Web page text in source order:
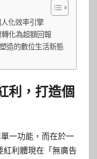
化效率引擎
化為超額回報
造的數位生活新態
利，打造個
一功能，而在於一
紅利體現在「無廣告